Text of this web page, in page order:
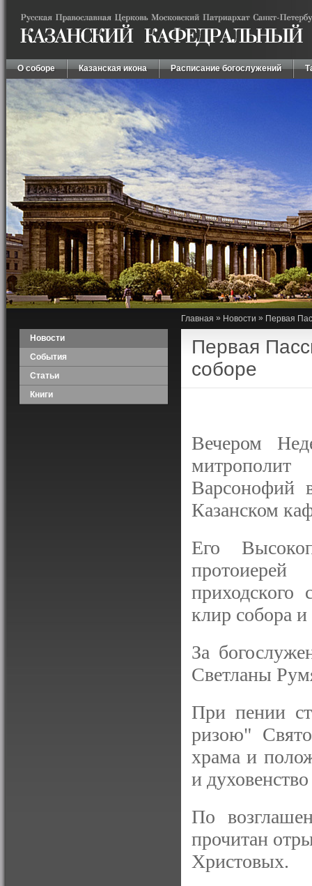
О соборе Казанская икона Расписание богослужений
Новости
События
Статьи
Книги
Главная » Новости » Первая
Первая
соборе
Вечером
митрополит
Варсонофий
Казанском
Его
приходского
клир собора
За
Светланы
При пении
ризою"
храма и
и
По
прочитан
Христовых.